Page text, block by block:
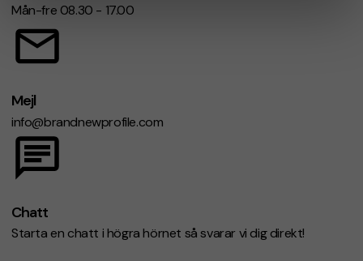
Mån-fre 08.30 - 17.00
Mejl
info@brandnewprofile.com
Chatt
Starta en chatt i högra hörnet så svarar vi dig direkt!